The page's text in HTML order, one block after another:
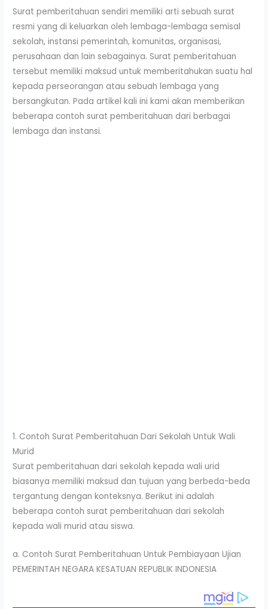
Surat pemberitahuan sendiri memiliki arti sebuah surat
resmi yang di keluarkan oleh lembaga-lembaga semisal
sekolah, instansi pemerintah, komunitas, organisasi,
perusahaan dan lain sebagainya. Surat pemberitahuan
tersebut memiliki maksud untuk memberitahukan suatu hal
kepada perseorangan atau sebuah lembaga yang
bersangkutan. Pada artikel kali ini kami akan memberikan
beberapa contoh surat pemberitahuan dari berbagai
lembaga dan instansi.
1. Contoh Surat Pemberitahuan Dari Sekolah Untuk Wali
Murid
Surat pemberitahuan dari sekolah kepada wali urid
biasanya memiliki maksud dan tujuan yang berbeda-beda
tergantung dengan konteksnya. Berikut ini adalah
beberapa contoh surat pemberitahuan dari sekolah
kepada wali murid atau siswa.
a. Contoh Surat Pemberitahuan Untuk Pembiayaan Ujian
PEMERINTAH NEGARA KESATUAN REPUBLIK INDONESIA